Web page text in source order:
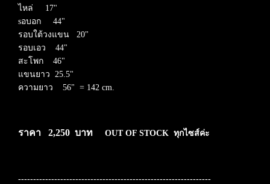
ไหล่ 17"
sอบอก 44"
รอบใต้วงแขน 20"
รอบเอว 44"
สะโพก 46"
แขนยาว 25.5"
ความยาว 56" = 142 cm.
ราคา 2,250 บาท OUT OF STOCK ทุกไซส์ค่ะ
----------------------------------------------------------------